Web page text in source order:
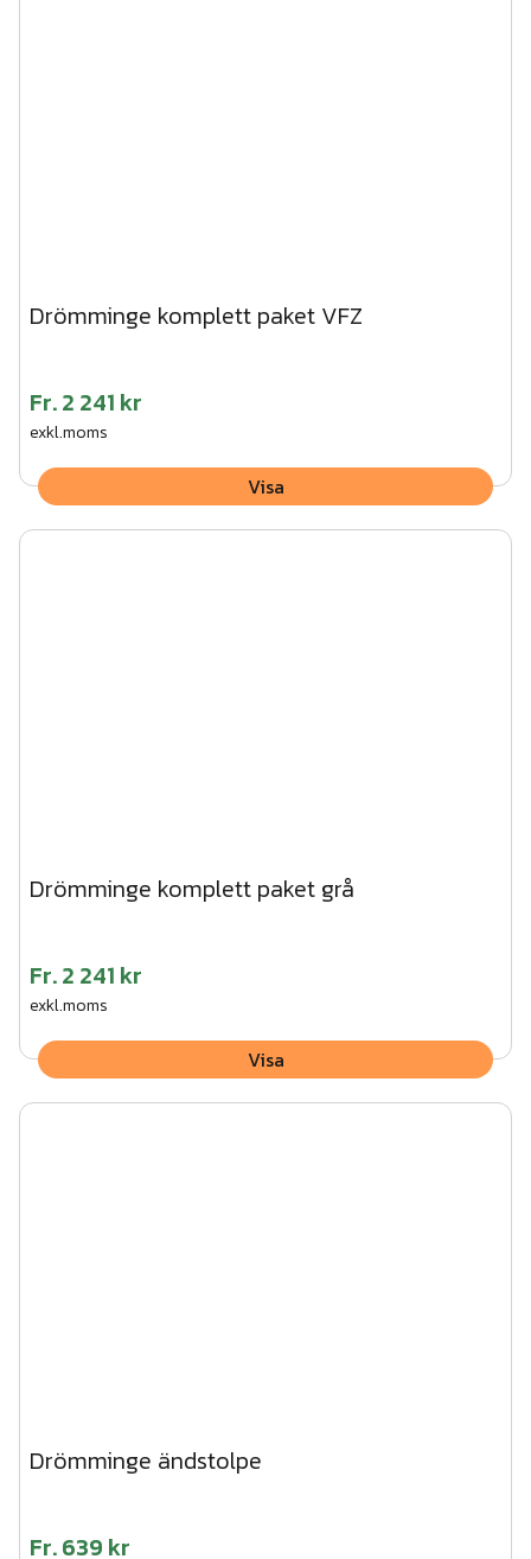
Drömminge komplett paket VFZ
Fr.2 241 kr
exkl.moms
Visa
Drömminge komplett paket grå
Fr.2 241 kr
exkl.moms
Visa
Drömminge ändstolpe
Fr.639 kr